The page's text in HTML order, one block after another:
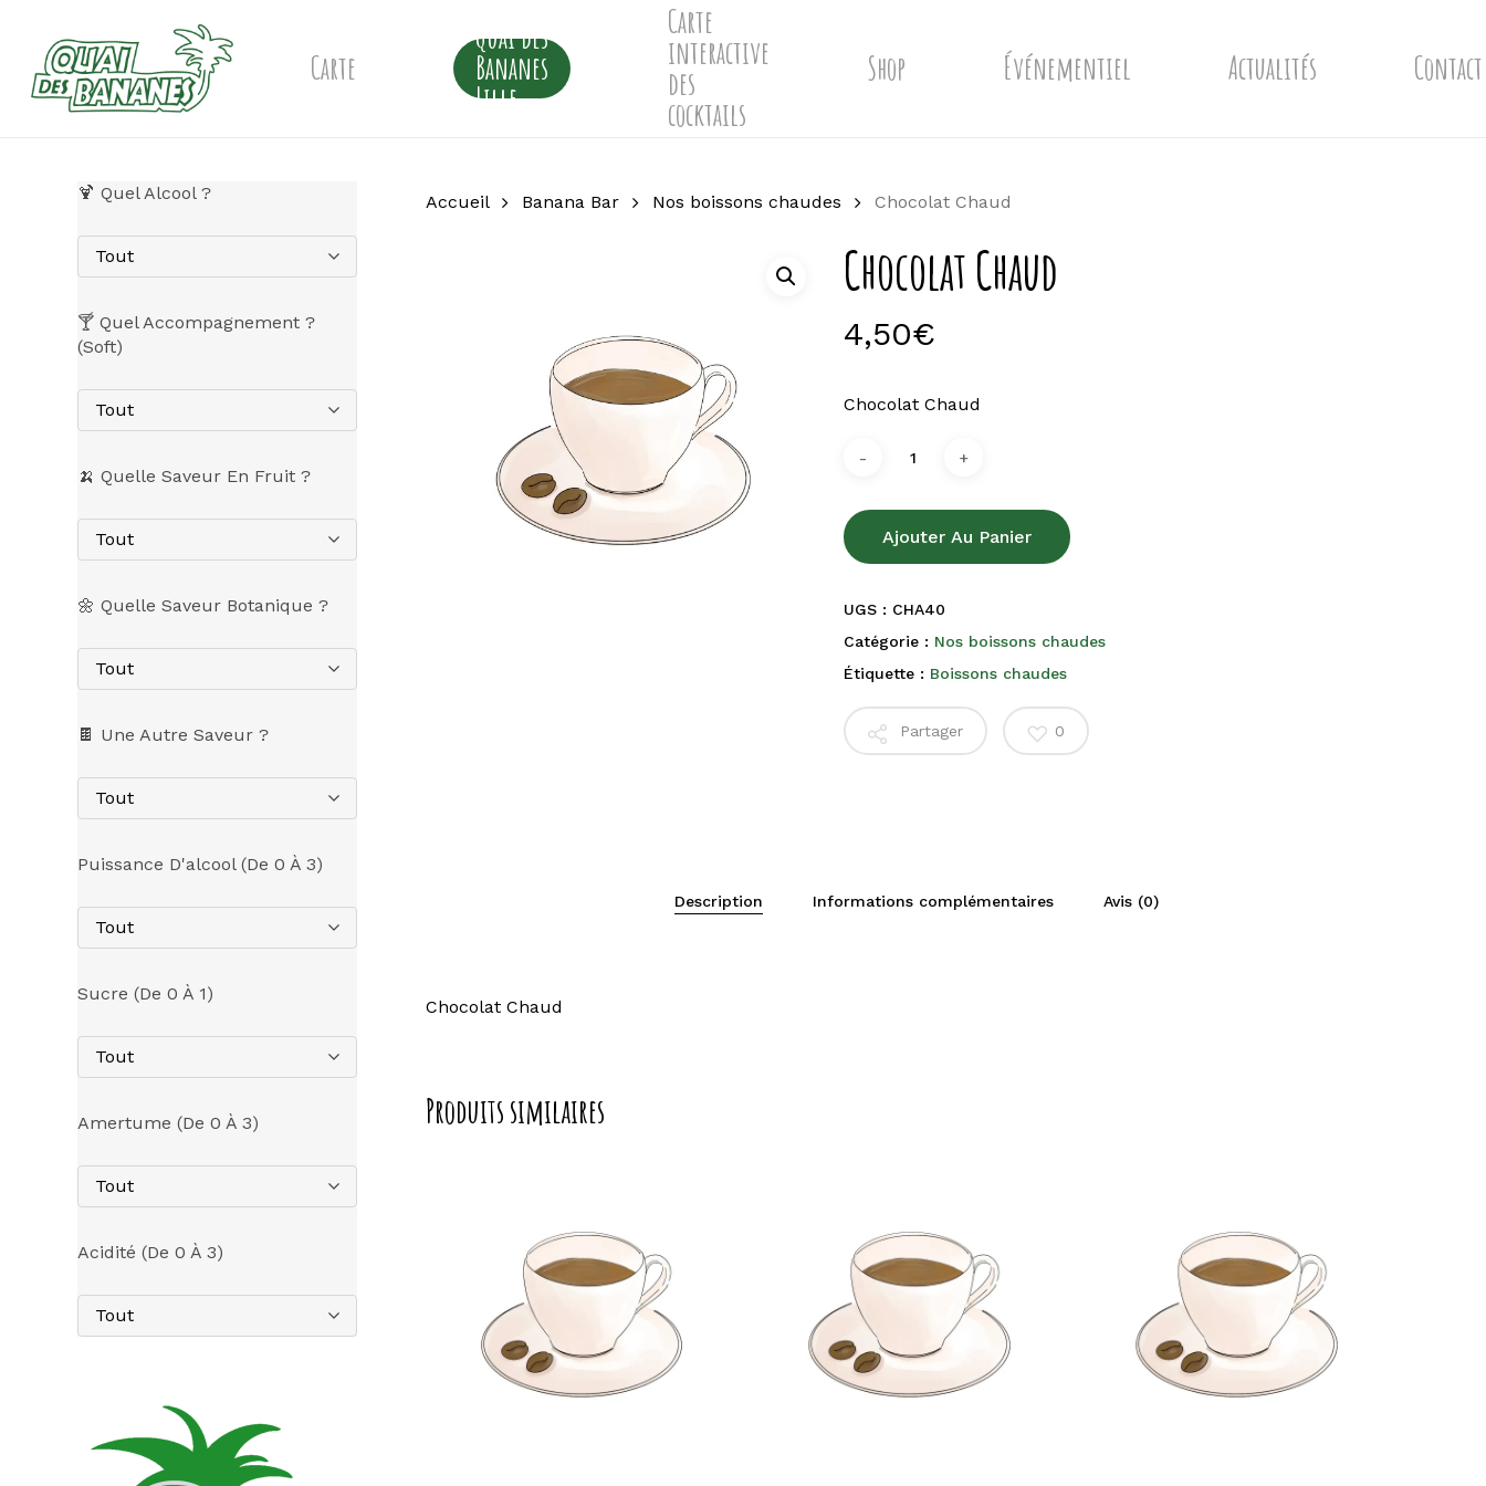
content
Carte
Quai des
Bananes
Lille
Carte
interactive
des
cocktails
Shop Événementiel Actualités Contact
🍹 Quel Alcool ?
Tout
🍸 Quel Accompagnement ?
(Soft)
Tout
🍌 Quelle Saveur En Fruit ?
Tout
🌼 Quelle Saveur Botanique ?
Tout
🍫 Une Autre Saveur ?
Tout
Puissance D'alcool (de 0 À 3)
Tout
Sucre (de 0 À 1)
Tout
Amertume (de 0 À 3)
Tout
Acidité (de 0 À 3)
Tout
Accueil Banana Bar Nos boissons chaudes Chocolat Chaud
Chocolat Chaud
4,50€
Chocolat Chaud
Ajouter Au Panier
UGS : CHA40
Catégorie : Nos boissons chaudes
Étiquette : Boissons chaudes
Partager 0
Description Informations complémentaires Avis (0)
Chocolat Chaud
Produits similaires